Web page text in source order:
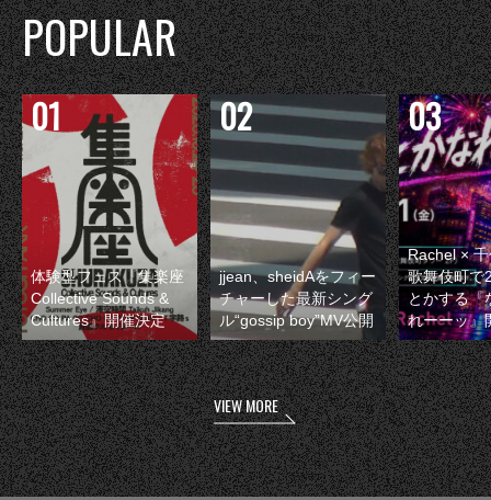
POPULAR
体験型フェス『集楽座
Collective Sounds &
Cultures』開催決定
jjean、sheidAをフィー
チャーした最新シング
ル“gossip boy”MV公開
Rachel ×
歌舞伎町で
とかする『
れーーッ』
VIEW MORE